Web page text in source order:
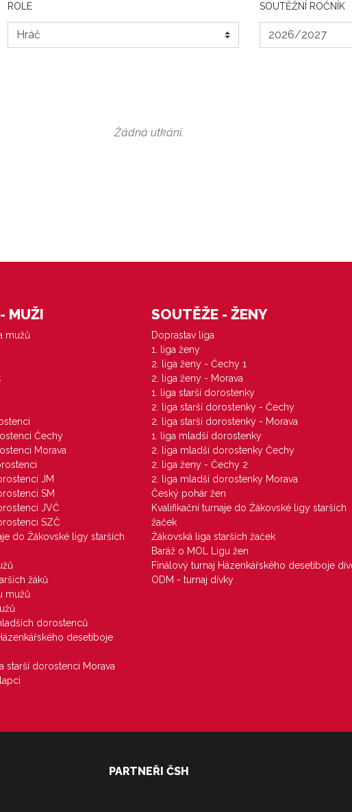
ROLE SOUTĚŽNÍ ROČNÍK
Žádná utkání.
MUŽI
mužů
Čechy
Morava
JM
SM
JVČ
SZČ
do Žákovské ligy starších
žáků
mužů
dorostenců
desetiboje
starší dorostenci Morava
SOUTĚŽE - ŽENY
Doprastav liga
1. liga ženy
2. liga ženy - Čechy 1
2. liga ženy - Morava
1. liga starší dorostenky
2. liga starší dorostenky - Čechy
2. liga starší dorostenky - Morava
1. liga mladší dorostenky
2. liga mladší dorostenky Čechy
2. liga ženy - Čechy 2
2. liga mladší dorostenky Morava
Český pohár žen
Kvalifikační turnaje do Žákovské ligy starších
žaček
Žákovská liga starších žaček
Baráž o MOL Ligu žen
Finálový turnaj Házenkářského desetiboje
ODM - turnaj dívky
PARTNEŘI ČSH